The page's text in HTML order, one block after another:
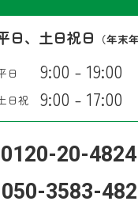
日、土日祝日
（年末
日 9:00 - 19:00
日祝 9:00 - 17:00
0120-20-4824
050-3583-